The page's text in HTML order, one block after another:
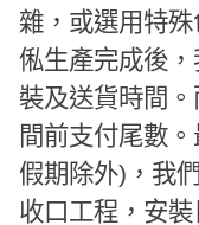
雜，或選用特
俬生產完成後
裝及送貨時間
間前支付尾數
假期除外)，我
收口工程，安